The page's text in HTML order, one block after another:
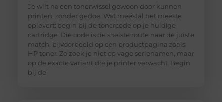
Je wilt na een tonerwissel gewoon door kunnen
printen, zonder gedoe. Wat meestal het meeste
oplevert: begin bij de tonercode op je huidige
cartridge. Die code is de snelste route naar de juiste
match, bijvoorbeeld op een productpagina zoals
HP toner. Zo zoek je niet op vage serienamen, maar
op de exacte variant die je printer verwacht. Begin
bij de